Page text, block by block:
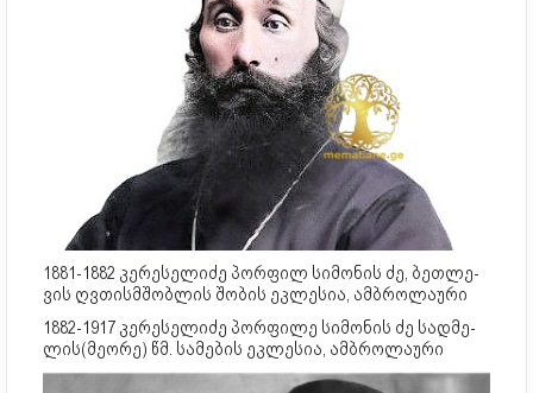
1881-1882 კერესელიძე პორფილ სიმონის ძე, ბეთ­ლე­
ვის ღვთის­მშობ­ლის შო­ბის ეკ­ლე­სია, ამბროლაური
1882-1917 კერესელიძე პორფილე სიმონის ძე სად­მე­
ლის­(მე­ო­რე) წმ. სა­მე­ბის ეკ­ლე­სია, ამბროლაური